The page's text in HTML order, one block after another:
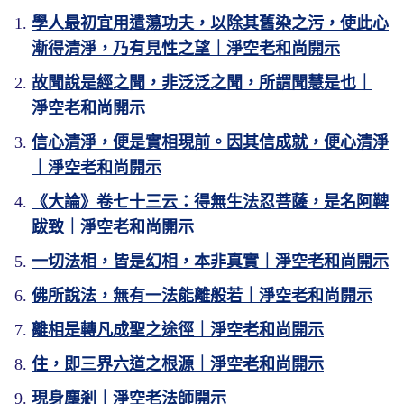
學人最初宜用遣蕩功夫，以除其舊染之污，使此心
漸得清淨，乃有見性之望｜淨空老和尚開示
故聞說是經之聞，非泛泛之聞，所謂聞慧是也｜
淨空老和尚開示
信心清淨，便是實相現前。因其信成就，便心清淨
｜淨空老和尚開示
《大論》卷七十三云：得無生法忍菩薩，是名阿鞞
跋致｜淨空老和尚開示
一切法相，皆是幻相，本非真實｜淨空老和尚開示
佛所說法，無有一法能離般若｜淨空老和尚開示
離相是轉凡成聖之途徑｜淨空老和尚開示
住，即三界六道之根源｜淨空老和尚開示
現身塵剎｜淨空老法師開示